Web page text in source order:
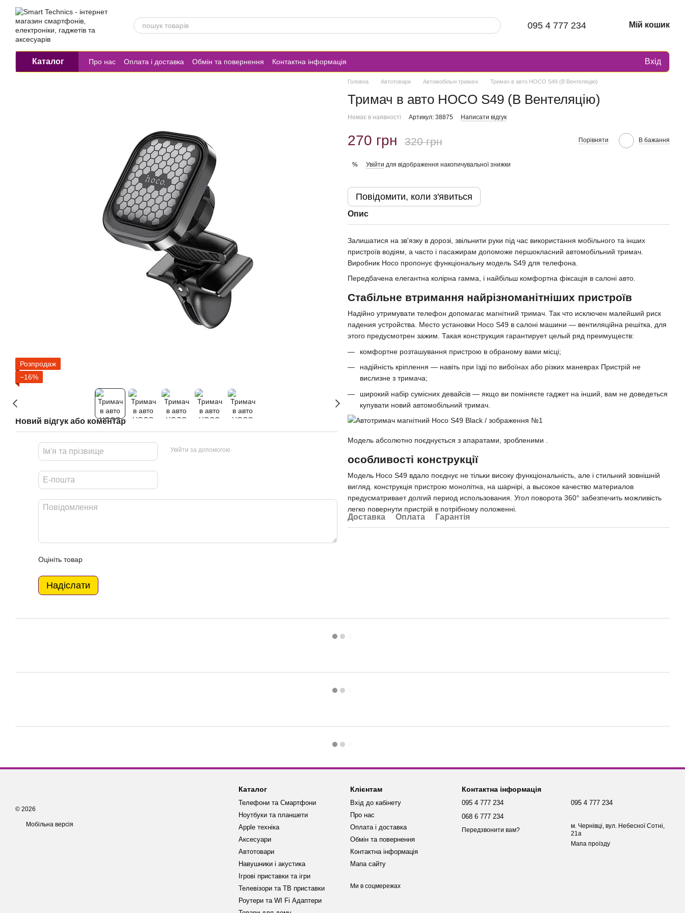
Перейти до основного контенту
095 4 777 234 Мій кошик
Каталог Про нас Оплата і доставка Обмін та повернення Контактна інформація Вхід
Розпродаж
−16%
Новий відгук або коментар
Увійти за допомогою
Оцініть товар
Надіслати
Головна Автотовари Автомобільні тримачі Тримач в авто HOCO S49 (В Вентеляцію)
Тримач в авто HOCO S49 (В Вентеляцію)
Немає в наявності Артикул: 38875 Написати відгук
270 грн 320 грн Порівняти В бажання
% Увійти для відображення накопичувальної знижки
Повідомити, коли з'явиться
Опис
Залишатися на зв'язку в дорозі, звільнити руки під час використання мобільного та інших
пристроїв водіям, а часто і пасажирам допоможе першокласний автомобільний тримач.
Виробник Hoco пропонує функціональну модель S49 для телефона.
Передбачена елегантна колірна гамма, і найбільш комфортна фіксація в салоні авто.
Стабільне втримання найрізноманітніших пристроїв
Надійно утримувати телефон допомагає магнітний тримач. Так что исключен малейший риск
падения устройства. Место установки Hoco S49 в салоні машини — вентиляційна решітка, для
этого предусмотрен зажим. Такая конструкция гарантирует целый ряд преимуществ:
комфортне розташування пристрою в обраному вами місці;
надійність кріплення — навіть при їзді по вибоїнах або різких маневрах Пристрій не
вислизне з тримача;
широкий набір сумісних девайсів — якщо ви поміняєте гаджет на інший, вам не доведеться
купувати новий автомобільний тримач.
Модель абсолютно поєднується з апаратами, зробленими .
особливості конструкції
Модель Hoco S49 вдало поєднує не тільки високу функціональність, але і стильний зовнішній
вигляд. конструкція пристрою монолітна, на шарнірі, а высокое качество материалов
предусматривает долгий период использования. Угол поворота 360° забезпечить можливість
легко повернути пристрій в потрібному положенні.
Доставка Оплата Гарантія
© 2026
Мобільна версія
Каталог
Телефони та Смартфони
Ноутбуки та планшети
Apple техніка
Аксесуари
Автотовари
Навушники і акустика
Ігрові приставки та ігри
Телевізори та ТВ приставки
Роутери та WI Fi Адаптери
Клієнтам
Вхід до кабінету
Про нас
Оплата і доставка
Обмін та повернення
Контактна інформація
Мапа сайту
Ми в соцмережах
Контактна інформація
095 4 777 234
068 6 777 234
Передзвонити вам?
095 4 777 234
м. Чернівці, вул. Небесної Сотні,
21а
Мапа проїзду